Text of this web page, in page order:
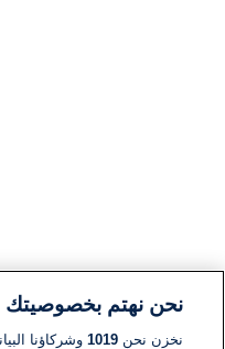
نحن نهتم بخصوصيتك
نخزن نحن1019 وشركاؤنا